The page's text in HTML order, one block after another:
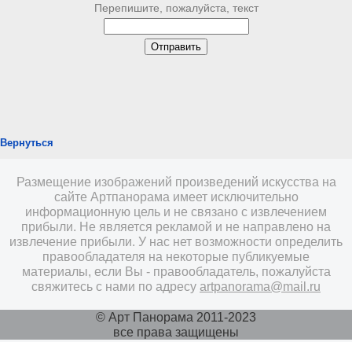
Перепишите, пожалуйста, текст
Вернуться
Размещение изображений произведений искусства на
сайте Артпанорама имеет исключительно
информационную цель и не связано с извлечением
прибыли. Не является рекламой и не направлено на
извлечение прибыли. У нас нет возможности определить
правообладателя на некоторые публикуемые
материалы, если Вы - правообладатель, пожалуйста
свяжитесь с нами по адресу artpanorama@mail.ru
© Арт Панорама 2011-2023
все права защищены